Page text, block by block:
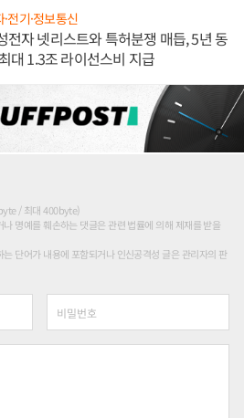
·전기·정보통신
전자 넷리스트와 특허분쟁 매듭, 5년 동
대 1.3조 라이선스비 지급
/ 최대 400byte)
명예를 훼손하는 댓글은 관련 법률에 의해 제재를 받을
단어가 내용에 포함되거나 인신공격성 글은 관리자의 판